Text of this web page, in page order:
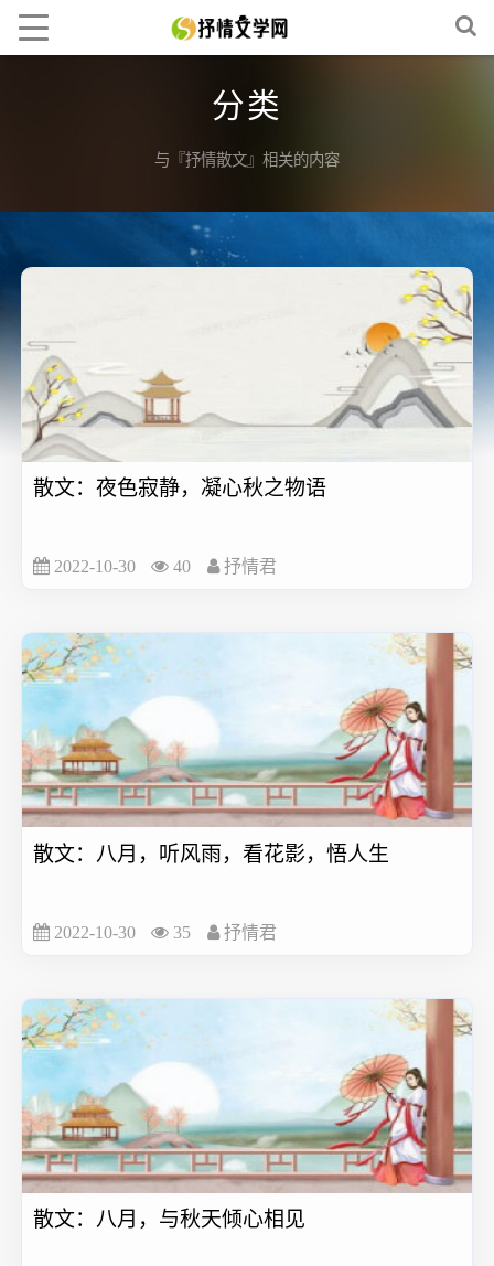
分类
与『抒情散文』相关的内容
散文：夜色寂静，凝心秋之物语
2022-10-30 40 抒情君
散文：八月，听风雨，看花影，悟人生
2022-10-30 35 抒情君
散文：八月，与秋天倾心相见